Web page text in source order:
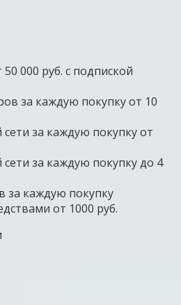
50 000 руб. с подпиской
за каждую покупку от 10
сети за каждую покупку от
сети за каждую покупку до 4
за каждую покупку
от 1000 руб.